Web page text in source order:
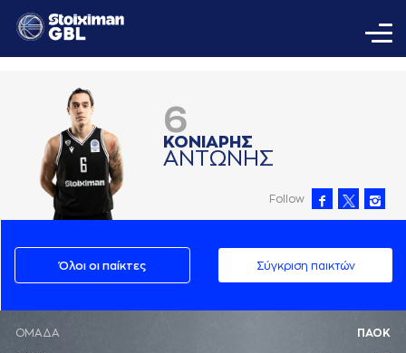
6
ΚΟΝΙAΡΗΣ
AΝΤΩΝΗΣ
Follow
Όλοι οι παίκτες Σύγκριση παικτών
ΟΜΑΔΑ ΠΑΟΚ